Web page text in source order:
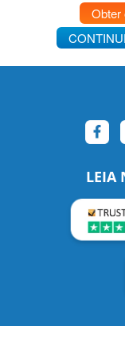
Obter
LEIA